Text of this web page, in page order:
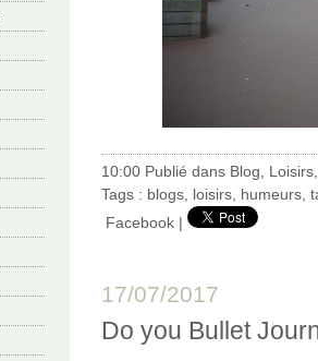
10:00 Publié dans Blog Loisirs
Tags : blogs loisirs humeurs
Facebook |
17/07/2017
Do you Bullet